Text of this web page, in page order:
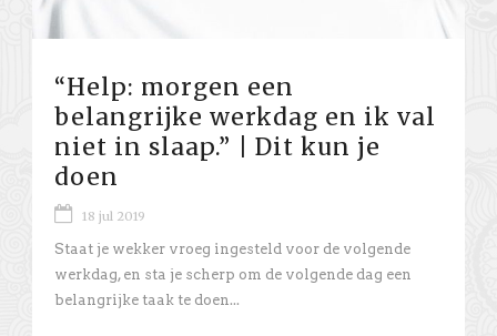
“Help: morgen een
belangrijke werkdag en ik val
niet in slaap.” | Dit kun je
doen
18 jul 2019
Staat je wekker vroeg ingesteld voor de volgende
werkdag, en sta je scherp om de volgende dag een
belangrijke taak te doen...